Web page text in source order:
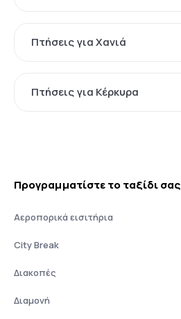
Πτήσεις για Χανιά
Πτήσεις για Κέρκυρα
Προγραμματίστε το ταξίδι σας
Αεροπορικά εισιτήρια
City Break
Διακοπές
Διαμονή